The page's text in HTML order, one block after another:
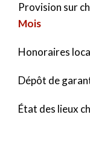
Provision sur
Mois
Honoraires
Dépôt de
État des lieux